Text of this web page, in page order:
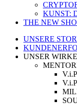
KUNST:
THE NEW
UNSERE
UNSER